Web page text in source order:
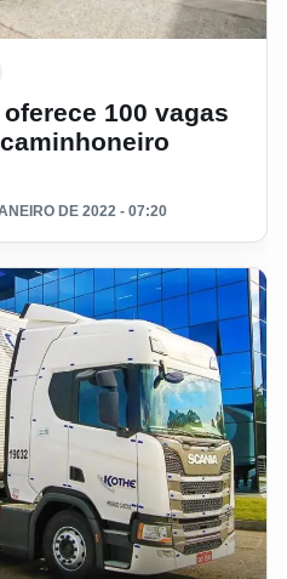
100 vagas
DE 2022 - 07:20